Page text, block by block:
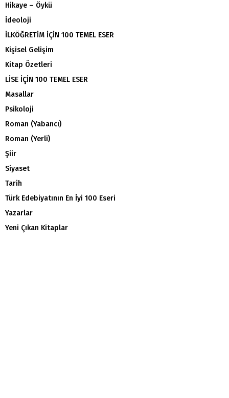
Hikaye – Öykü
İdeoloji
İLKÖĞRETİM İÇİN 100 TEMEL ESER
Kişisel Gelişim
Kitap Özetleri
LİSE İÇİN 100 TEMEL ESER
Masallar
Psikoloji
Roman (Yabancı)
Roman (Yerli)
Şiir
Siyaset
Tarih
Türk Edebiyatının En İyi 100 Eseri
Yazarlar
Yeni Çıkan Kitaplar